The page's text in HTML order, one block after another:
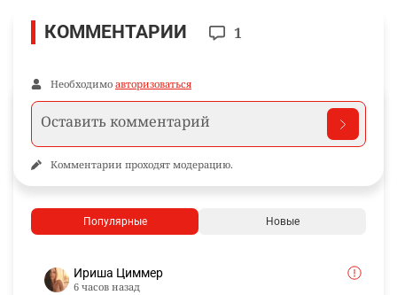
КОММЕНТАРИИ 1
Необходимо авторизоваться
Комментарии проходят модерацию.
Популярные Новые
Ириша Циммер
6 часов назад